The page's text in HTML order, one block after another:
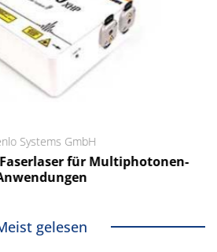
Systems GmbH
für Multiphotonen-
gelesen